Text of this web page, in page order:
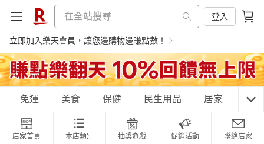
登入
立即加入樂天會員，讓您邊購物邊賺點數！
購物網分類
免運 美食 保健 民生用品 居家 3C
店家首頁 本店類別 抽獎遊戲 促銷活動 聯絡店家